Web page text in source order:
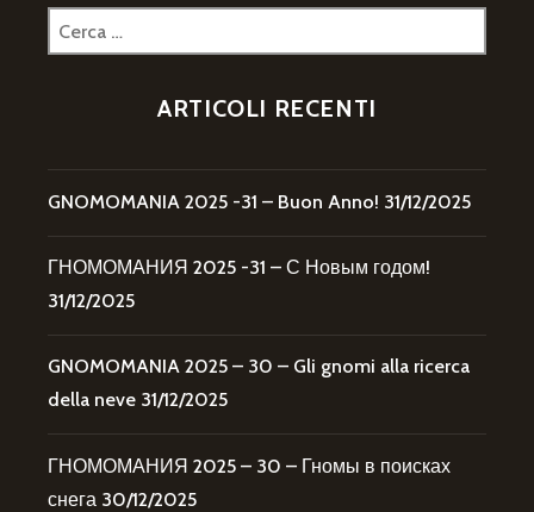
Ricerca
per:
ARTICOLI RECENTI
GNOMOMANIA 2025 -31 – Buon Anno! 31/12/2025
ГНОМОМАНИЯ 2025 -31 – С Новым годом!
31/12/2025
GNOMOMANIA 2025 – 30 – Gli gnomi alla ricerca
della neve 31/12/2025
ГНОМОМАНИЯ 2025 – 30 – Гномы в поисках
снега 30/12/2025